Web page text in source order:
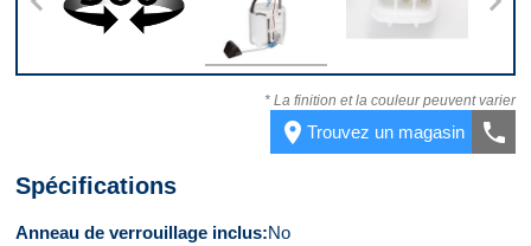
Dessus Connecteur
* La finition et la couleur peuvent varier
place Trouvez un magasin call
Spécifications
Anneau de verrouillage inclus No